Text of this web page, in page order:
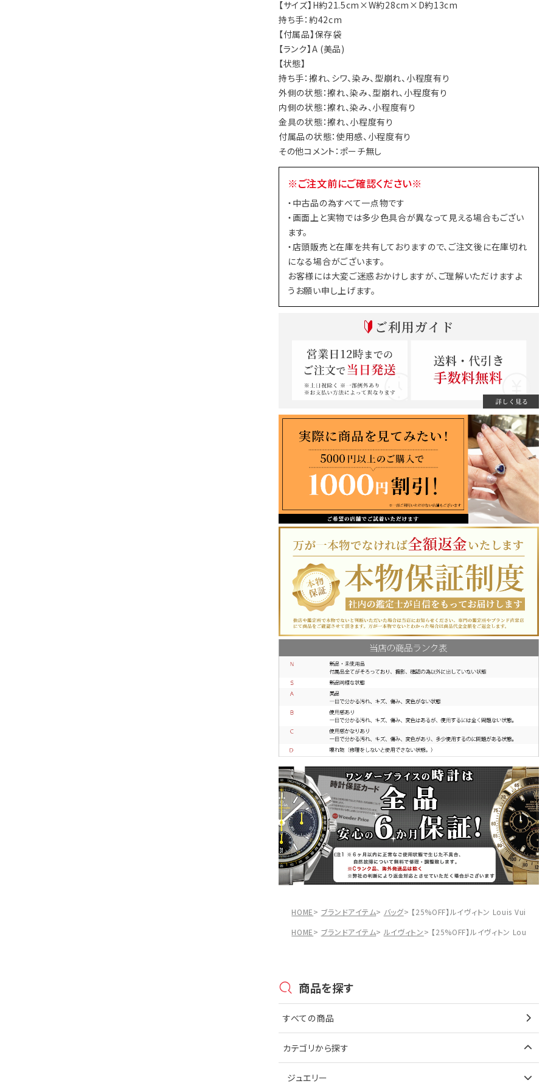
【サイズ】H約21.5cm×W約28cm×D約13cm
持ち手：約42cm
【付属品】保存袋
【ランク】A (美品)
【状態】
持ち手：擦れ、シワ、染み、型崩れ、小程度有り
外側の状態：擦れ、染み、型崩れ、小程度有り
内側の状態：擦れ、染み、小程度有り
金具の状態：擦れ、小程度有り
付属品の状態：使用感、小程度有り
その他コメント：ポーチ無し
※ご注文前にご確認ください※
・中古品の為すべて一点物です
・画面上と実物では多少色具合が異なって見える場合もござい
ます。
・店頭販売と在庫を共有しておりますので、ご注文後に在庫切れ
になる場合がございます。
お客様には大変ご迷惑おかけしますが、ご理解いただけますよ
うお願い申し上げます。
HOME ブランドアイテム バッグ
【25%OFF】ルイヴィトン Louis Vuitton
HOME
ブランドアイテム ルイヴィトン 【25%OFF】ルイヴィトン Louis
商品を探す
すべての商品
カテゴリから探す
ジュエリー